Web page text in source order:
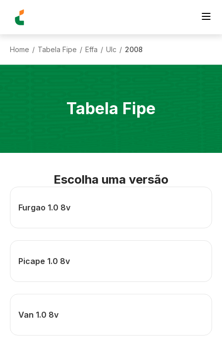
Home / Tabela Fipe / Effa / Ulc / 2008
Tabela Fipe
Escolha uma versão
Furgao 1.0 8v
Picape 1.0 8v
Van 1.0 8v